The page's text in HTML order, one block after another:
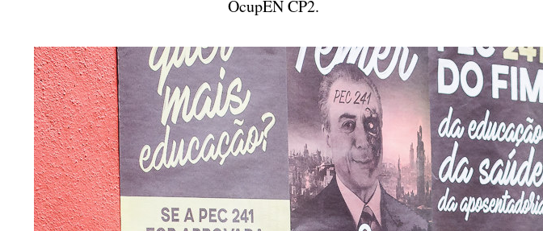
OcupEN CP2.